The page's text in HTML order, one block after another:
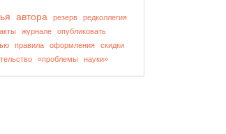
автора резерв
редколлегия
журнале
опубликовать
правила оформления
скидки
«проблемы науки»